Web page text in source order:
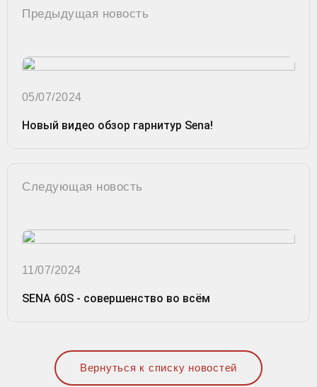
Предыдущая новость
05/07/2024
Новый видео обзор гарнитур Sena!
Следующая новость
11/07/2024
SENA 60S - совершенство во всём
Вернуться к списку новостей